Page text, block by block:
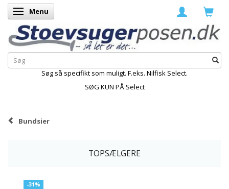
Skifte navigation
Menu
Søg så specifikt som muligt. F.eks. Nilfisk Select.
SØG KUN PÅ Select
Bundsier
TOPSÆLGERE
-31%